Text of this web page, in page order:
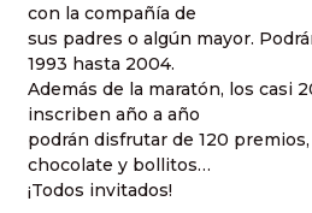
con la compañía de
sus padres o algún mayor.
1993 hasta 2004.
Además de la maratón, los casi
inscriben año a año
podrán disfrutar de 120
chocolate y bollitos…
¡Todos invitados!